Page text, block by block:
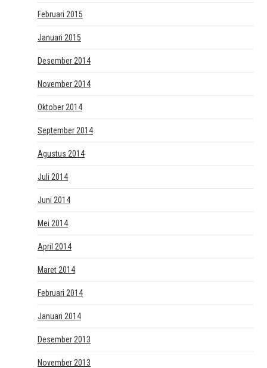
Februari 2015
Januari 2015
Desember 2014
November 2014
Oktober 2014
September 2014
Agustus 2014
Juli 2014
Juni 2014
Mei 2014
April 2014
Maret 2014
Februari 2014
Januari 2014
Desember 2013
November 2013